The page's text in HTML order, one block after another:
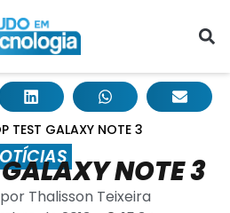
TEST GALAXY NOTE 3
NOTE 3
Thalisson Teixeira